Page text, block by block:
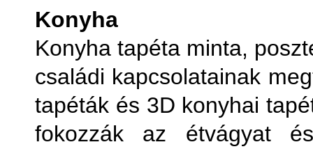
Konyha
Konyha tapéta minta,
családi kapcsolatainak
tapéták és 3D konyhai
fokozzák az étvágyat